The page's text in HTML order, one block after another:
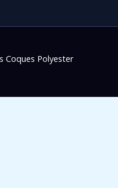
Coques Polyester